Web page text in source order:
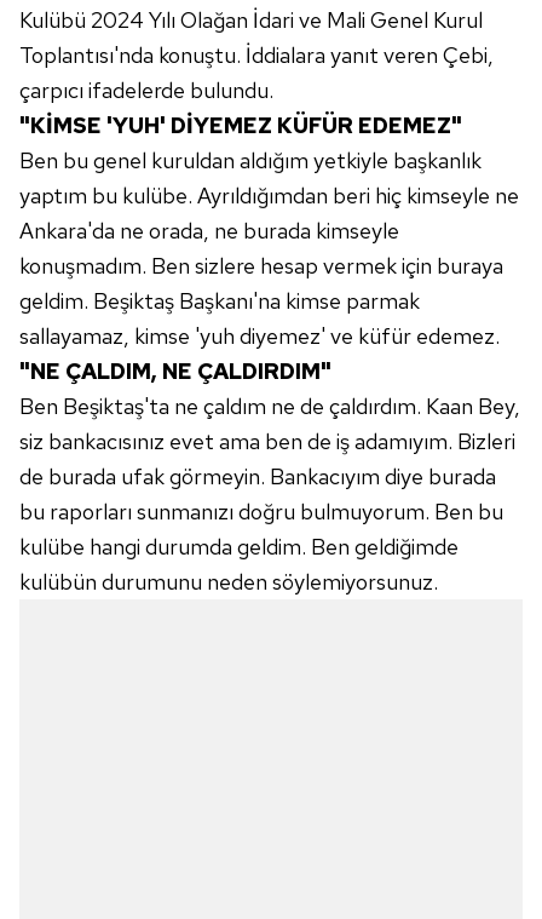
Kulübü 2024 Yılı Olağan İdari ve Mali Genel Kurul
Toplantısı'nda konuştu. İddialara yanıt veren Çebi,
çarpıcı ifadelerde bulundu.
"KİMSE 'YUH' DİYEMEZ KÜFÜR EDEMEZ"
Ben bu genel kuruldan aldığım yetkiyle başkanlık
yaptım bu kulübe. Ayrıldığımdan beri hiç kimseyle ne
Ankara'da ne orada, ne burada kimseyle
konuşmadım. Ben sizlere hesap vermek için buraya
geldim. Beşiktaş Başkanı'na kimse parmak
sallayamaz, kimse 'yuh diyemez' ve küfür edemez.
"NE ÇALDIM, NE ÇALDIRDIM"
Ben Beşiktaş'ta ne çaldım ne de çaldırdım. Kaan Bey,
siz bankacısınız evet ama ben de iş adamıyım. Bizleri
de burada ufak görmeyin. Bankacıyım diye burada
bu raporları sunmanızı doğru bulmuyorum. Ben bu
kulübe hangi durumda geldim. Ben geldiğimde
kulübün durumunu neden söylemiyorsunuz.